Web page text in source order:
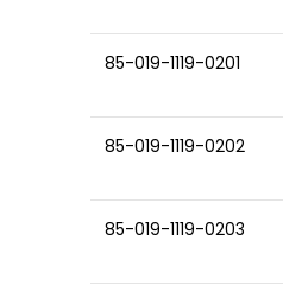
85-019-1119-0201
85-019-1119-0202
85-019-1119-0203